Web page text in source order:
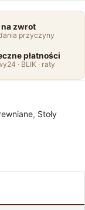
na zwrot
przyczyny
płatności
· BLIK · raty
, Stoły